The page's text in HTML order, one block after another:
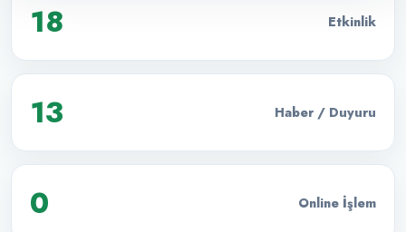
18 Etkinlik
13 Haber / Duyuru
0 Online İşlem